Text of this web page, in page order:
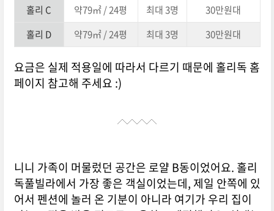
홀리 C 약79㎡ / 24평 최대 3명
30만원대
홀리 D
약79㎡ / 24평 최대 3명 30만원대
요금은 실제 적용일에 따라서 다르기 때문에 홀리독 홈
페이지 참고해 주세요 :)
니니 가족이 머물렀던 공간은 로얄 B동이었어요. 홀리
독풀빌라에서 가장 좋은 객실이었는데, 제일 안쪽에 있
어서 펜션에 놀러 온 기분이 아니라 여기가 우리 집이